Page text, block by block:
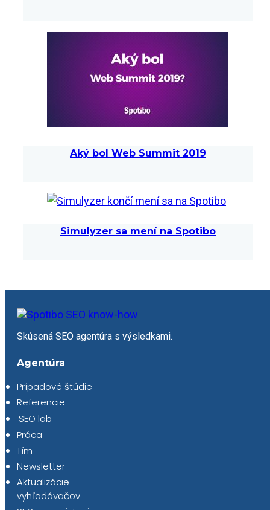
Aký bol Web Summit 2019
Simulyzer sa mení na Spotibo
Skúsená SEO agentúra s výsledkami.
Agentúra
Prípadové štúdie
Referencie
SEO lab
Práca
Tím
Newsletter
Aktualizácie
vyhľadávačov